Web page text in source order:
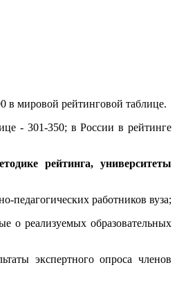
в мировой рейтинговой таблице.
- 301-350; в России в рейтинге
рейтинга, университеты
педагогических работников вуза;
о реализуемых образовательных
экспертного опроса членов